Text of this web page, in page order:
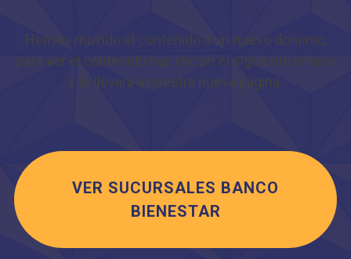
Hemos movido el contenido a un nuevo dominio,
para ver el contenido haz clic en el siguiente enlace
y te llevará a nuestra nueva página.
VER SUCURSALES BANCO
BIENESTAR